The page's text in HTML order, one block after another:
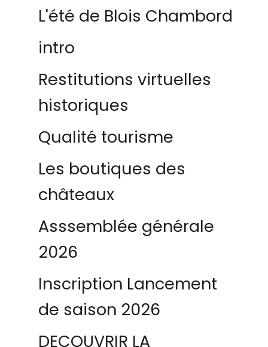
L'été de Blois Chambord
intro
Restitutions virtuelles
historiques
Qualité tourisme
Les boutiques des
châteaux
Asssemblée générale
2026
Inscription Lancement
de saison 2026
DECOUVRIR LA